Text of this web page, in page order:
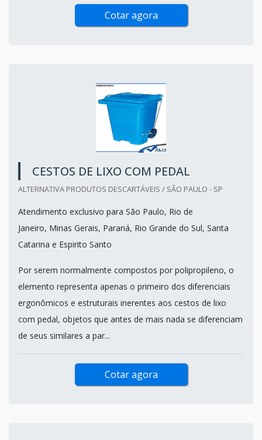
Cotar agora
CESTOS DE LIXO COM PEDAL
ALTERNATIVA PRODUTOS DESCARTÁVEIS / SÃO PAULO - SP
Atendimento exclusivo para São Paulo, Rio de
Janeiro, Minas Gerais, Paraná, Rio Grande do Sul, Santa
Catarina e Espirito Santo
Por serem normalmente compostos por polipropileno, o
elemento representa apenas o primeiro dos diferenciais
ergonômicos e estruturais inerentes aos cestos de lixo
com pedal, objetos que antes de mais nada se diferenciam
de seus similares a par...
Cotar agora